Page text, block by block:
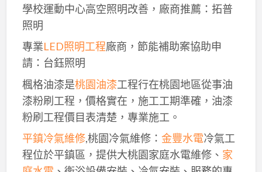
學校運動中心高空照明改善，廠商推薦：拓普
照明
專業LED照明工程廠商，節能補助案協助申
請：台鈺照明
楓格油漆是桃園油漆工程行在桃園地區從事油
漆粉刷工程，價格實在，施工工期準確，油漆
粉刷工程價目表清楚，專業施工。
平鎮冷氣維修,桃園冷氣維修： 金豐水電冷氣工
程位於平鎮區，提供大桃園家庭水電維修、 家